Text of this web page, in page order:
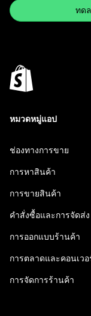
ทด
หมวดหมู่แอป
ช่องทางการขาย
การหาสินค้า
การขายสินค้า
คำสั่งซื้อและการจัดส่ง
การออกแบบร้านค้า
การตลาดและคอนเว
การจัดการร้านค้า